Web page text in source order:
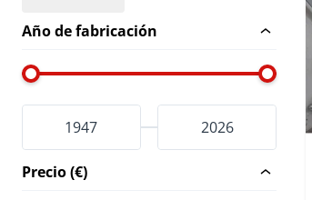
Año de fabricación
Precio (€)